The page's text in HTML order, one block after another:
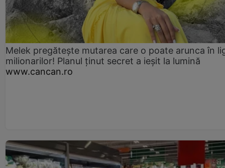
Melek pregătește mutarea care o poate arunca în
milionarilor! Planul ținut secret a ieșit la lumină
www.cancan.ro